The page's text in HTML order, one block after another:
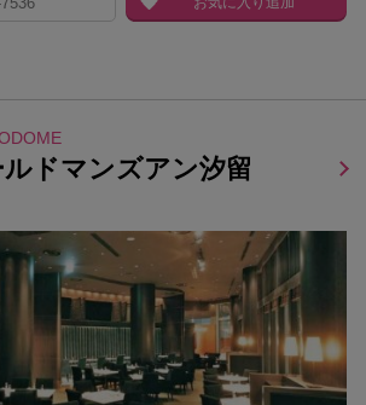
ルドマンズアン汐留